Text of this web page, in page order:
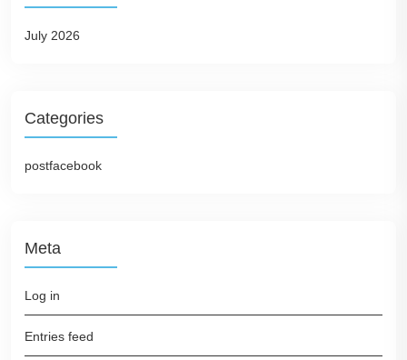
July 2026
Categories
postfacebook
Meta
Log in
Entries feed